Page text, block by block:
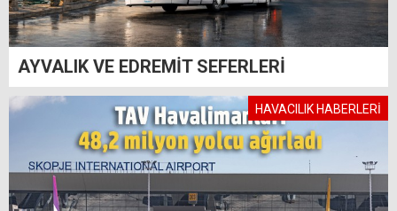
AYVALIK VE EDREMİT SEFERLERİ
HAVACILIK HABERLERİ